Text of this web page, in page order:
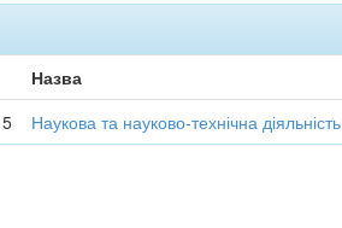
Назва
Наукова та науково-технічна діяльність